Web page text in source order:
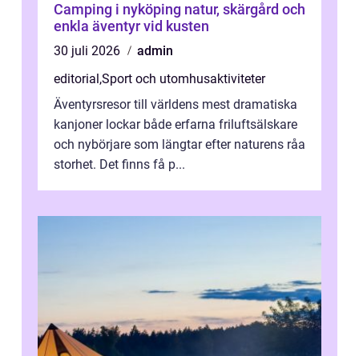
Camping i nyköping natur, skärgård och
enkla äventyr vid kusten
30 juli 2026
admin
editorial ,Sport och utomhusaktiviteter
Äventyrsresor till världens mest dramatiska
kanjoner lockar både erfarna friluftsälskare
och nybörjare som längtar efter naturens råa
storhet. Det finns få p...